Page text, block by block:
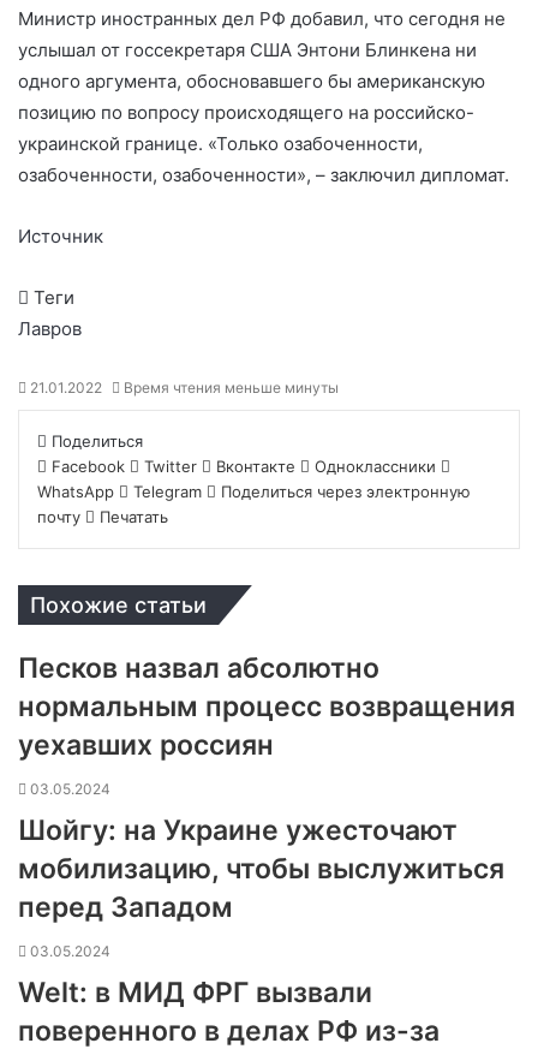
Министр иностранных дел РФ добавил, что сегодня не
услышал от госсекретаря США Энтони Блинкена ни
одного аргумента, обосновавшего бы американскую
позицию по вопросу происходящего на российско-
украинской границе. «Только озабоченности,
озабоченности, озабоченности», – заключил дипломат.
Источник
Теги
Лавров
21.01.2022 Время чтения меньше минуты
Поделиться
Facebook
Twitter Вконтакте
Одноклассники
WhatsApp
Telegram
Поделиться через электронную
почту
Печатать
Похожие статьи
Песков назвал абсолютно
нормальным процесс возвращения
уехавших россиян
03.05.2024
Шойгу: на Украине ужесточают
мобилизацию, чтобы выслужиться
перед Западом
03.05.2024
Welt: в МИД ФРГ вызвали
поверенного в делах РФ из-за